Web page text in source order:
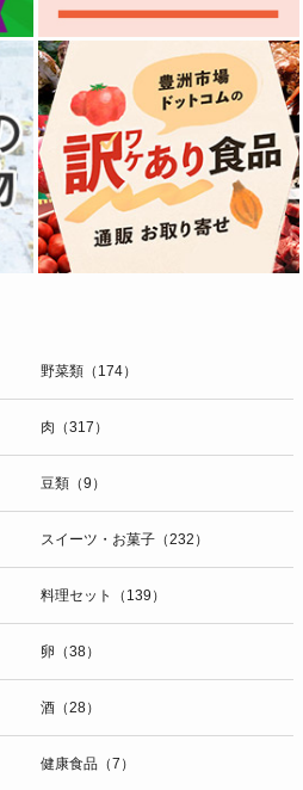
野菜類（174）
肉（317）
豆類（9）
スイーツ・お菓子（232）
料理セット（139）
卵（38）
酒（28）
健康食品（7）